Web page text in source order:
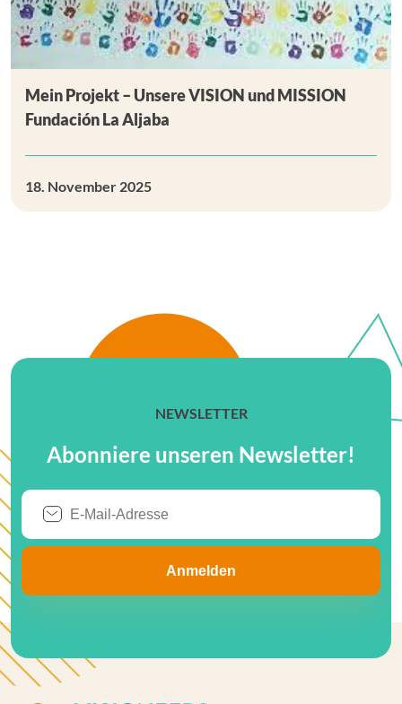
Mein Projekt – Unsere VISION und MISSION
Fundación La Aljaba
18. November 2025
NEWSLETTER
Abonniere unseren Newsletter!